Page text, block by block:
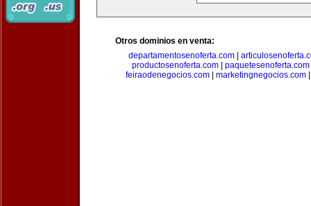
Otros dominios en venta:
departamentosenoferta.com
productosenoferta.com| paquetesenoferta.com
feiraodenegocios.com
marketingnegocios.com